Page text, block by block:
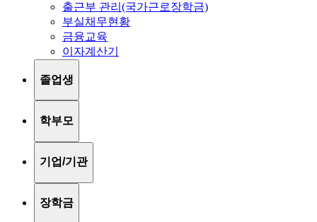
출근부 관리(국가근로장학금)
부실채무현황
금융교육
이자계산기
졸업생
학부모
기업/기관
장학금